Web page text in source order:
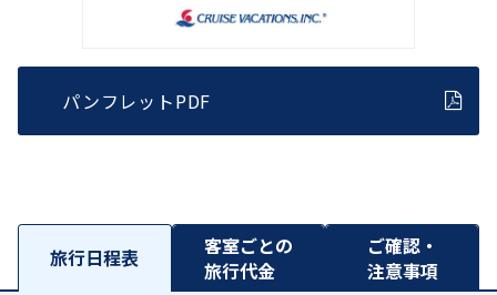
パンフレットPDF
旅行日程表
客室ごとの
旅行代金
ご確認・
注意事項